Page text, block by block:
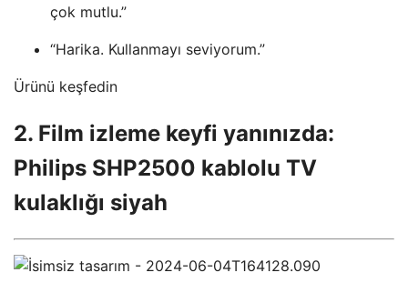
çok mutlu.”
“Harika. Kullanmayı seviyorum.”
Ürünü keşfedin
2. Film izleme keyfi yanınızda:
Philips SHP2500 kablolu TV
kulaklığı siyah